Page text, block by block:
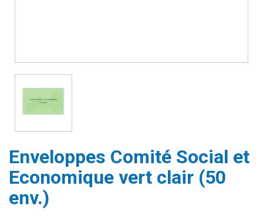
Enveloppes Comité Social et
Economique vert clair (50
env.)